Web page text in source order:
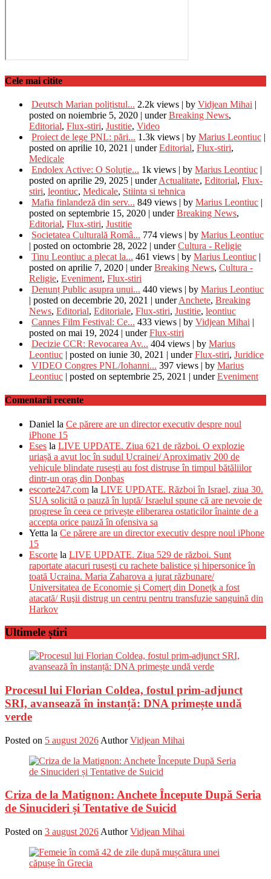
Cele mai citite
Deutsch Marian polițistul... 2.2k views | by Vidjean Mihai |
posted on noiembrie 5, 2020 | underBreaking News,
Editorial, Flux-stiri, Justitie, Video
Proiect de lege PNL: pări... 1.3k views | by Marius Leontiuc |
posted on aprilie 10, 2021 | underEditorial, Flux-stiri,
Medicale
Endolex Active: O Soluție... 1k views | by Marius Leontiuc |
posted on aprilie 29, 2025 | underActualitate, Editorial, Flux-
stiri, leontiuc, Medicale, Stiinta si tehnica
Mafia finlandeză din serv... 849 views | by Marius Leontiuc |
posted on septembrie 15, 2020 | underBreaking News,
Editorial, Flux-stiri, Justitie
Societatea Culturală Româ... 774 views | by Marius Leontiuc
| posted on octombrie 28, 2022 | underCultura - Religie
Tinu Leontiuc a plecat la... 461 views | by Marius Leontiuc |
posted on aprilie 7, 2020 | underBreaking News, Cultura -
Religie, Eveniment, Flux-stiri
Denunț Public asupra unui... 440 views | by Marius Leontiuc
| posted on decembrie 20, 2021 | underAnchete, Breaking
News, Editorial, Editoriale, Flux-stiri, Justitie, leontiuc
Cannes Film Festival: Ce... 433 views | by Vidjean Mihai |
posted on mai 19, 2024 | underFlux-stiri
Decizie CCR: Revocarea Av... 404 views | by Marius
Leontiuc | posted on iunie 30, 2021 | underFlux-stiri, Juridice
VIDEO Congres PNL/Iohanni... 397 views | by Marius
Leontiuc | posted on septembrie 25, 2021 | underEveniment
Comentarii recente
Daniel la Ce părere are un director executiv despre noul
iPhone 15
Eses la LIVE UPDATE. Ziua 621 de război. O explozie
uriașă a avut loc în sudul Ucrainei/ Aproximativ 200 de
vehicule blindate rusești au fost distruse în timpul bătăliilor
dintr-un oraș din Donbas
escorte247.com la LIVE UPDATE. Război în Israel, ziua 30.
SUA solicită o pauză în luptă/ Israelul spune că are nevoie de
progrese în ceea ce privește eliberarea ostaticilor înainte de a
accepta orice pauză în ofensiva sa
Yetta la Ce părere are un director executiv despre noul iPhone
15
Escorte la LIVE UPDATE. Ziua 529 de război. Sunt
raportate atacuri rusești cu rachete balistice şi hipersonice în
toată Ucraina. Maria Zaharova a jurat răzbunare/
Universitatea de Economie și Comerț din Donețk a fost
atacată/ Ruşii distrug un centru pentru transfuzie sanguină din
Harkov
Ultimele știri
Procesul lui Florian Coldea, fostul prim-adjunct
SRI, avansează în instanță: DNA primește undă
verde
Posted on 5 august 2026 Author Vidjean Mihai
Criza de la Matignon: Anchete Începute După Seria
de Sinucideri și Tentative de Suicid
Posted on 3 august 2026 Author Vidjean Mihai